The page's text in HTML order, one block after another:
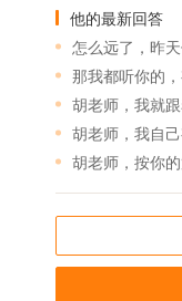
他的最新回答